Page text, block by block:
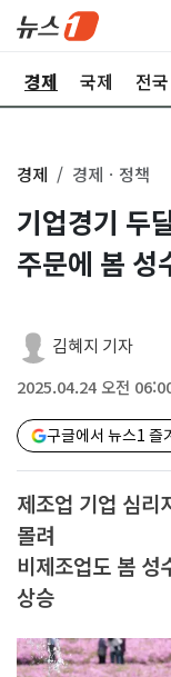
경제 국제 전국
경제 경제ㆍ정책
기업경기 두
주문에 봄 성
김혜지 기자
2025.04.24 오전
구글에서 뉴스1 즐
제조업 기업 심
몰려
비제조업도 봄
상승